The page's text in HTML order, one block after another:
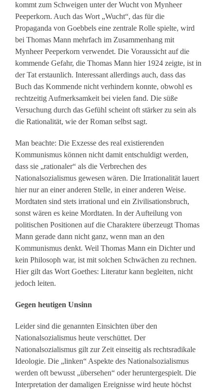
kommt zum Schweigen unter der Wucht von Mynheer
Peeperkorn. Auch das Wort „Wucht“, das für die
Propaganda von Goebbels eine zentrale Rolle spielte, wird
bei Thomas Mann mehrfach im Zusammenhang mit
Mynheer Peeperkorn verwendet. Die Voraussicht auf die
kommende Gefahr, die Thomas Mann hier 1924 zeigte, ist in
der Tat erstaunlich. Interessant allerdings auch, dass das
Buch das Kommende nicht verhindern konnte, obwohl es
rechtzeitig Aufmerksamkeit bei vielen fand. Die süße
Versuchung durch das Gefühl scheint oft stärker zu sein als
die Rationalität, wie der Roman selbst sagt.
Man beachte: Die Exzesse des real existierenden
Kommunismus können nicht damit entschuldigt werden,
dass sie „rationaler“ als die Verbrechen des
Nationalsozialismus gewesen wären. Die Irrationalität lauert
hier nur an einer anderen Stelle, in einer anderen Weise.
Mordtaten sind stets irrational und ein Zivilisationsbruch,
sonst wären es keine Mordtaten. In der Aufteilung von
politischen Positionen auf die Charaktere überzeugt Thomas
Mann gerade dann nicht ganz, wenn man an den
Kommunismus denkt. Weil Thomas Mann ein Dichter und
kein Philosoph war, ist mit solchen Schwächen zu rechnen.
Hier gilt das Wort Goethes: Literatur kann begleiten, nicht
jedoch leiten.
Gegen heutigen Unsinn
Leider sind die genannten Einsichten über den
Nationalsozialismus heute verschüttet. Der
Nationalsozialismus gilt zur Zeit einseitig als rechtsradikale
Ideologie. Die „linken“ Aspekte des Nationalsozialismus
werden oft bewusst „übersehen“ oder heruntergespielt. Die
Interpretation der damaligen Ereignisse wird heute höchst